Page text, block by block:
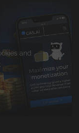
and